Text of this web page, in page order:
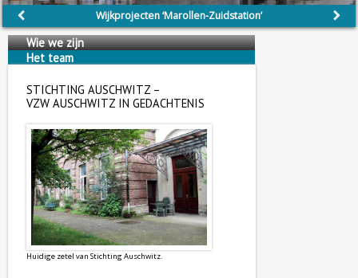
Wijkprojecten ‘Marollen-Zuidstation’
Wie we zijn
Het team
STICHTING AUSCHWITZ –
VZW AUSCHWITZ IN GEDACHTENIS
Huidige zetel van Stichting Auschwitz.